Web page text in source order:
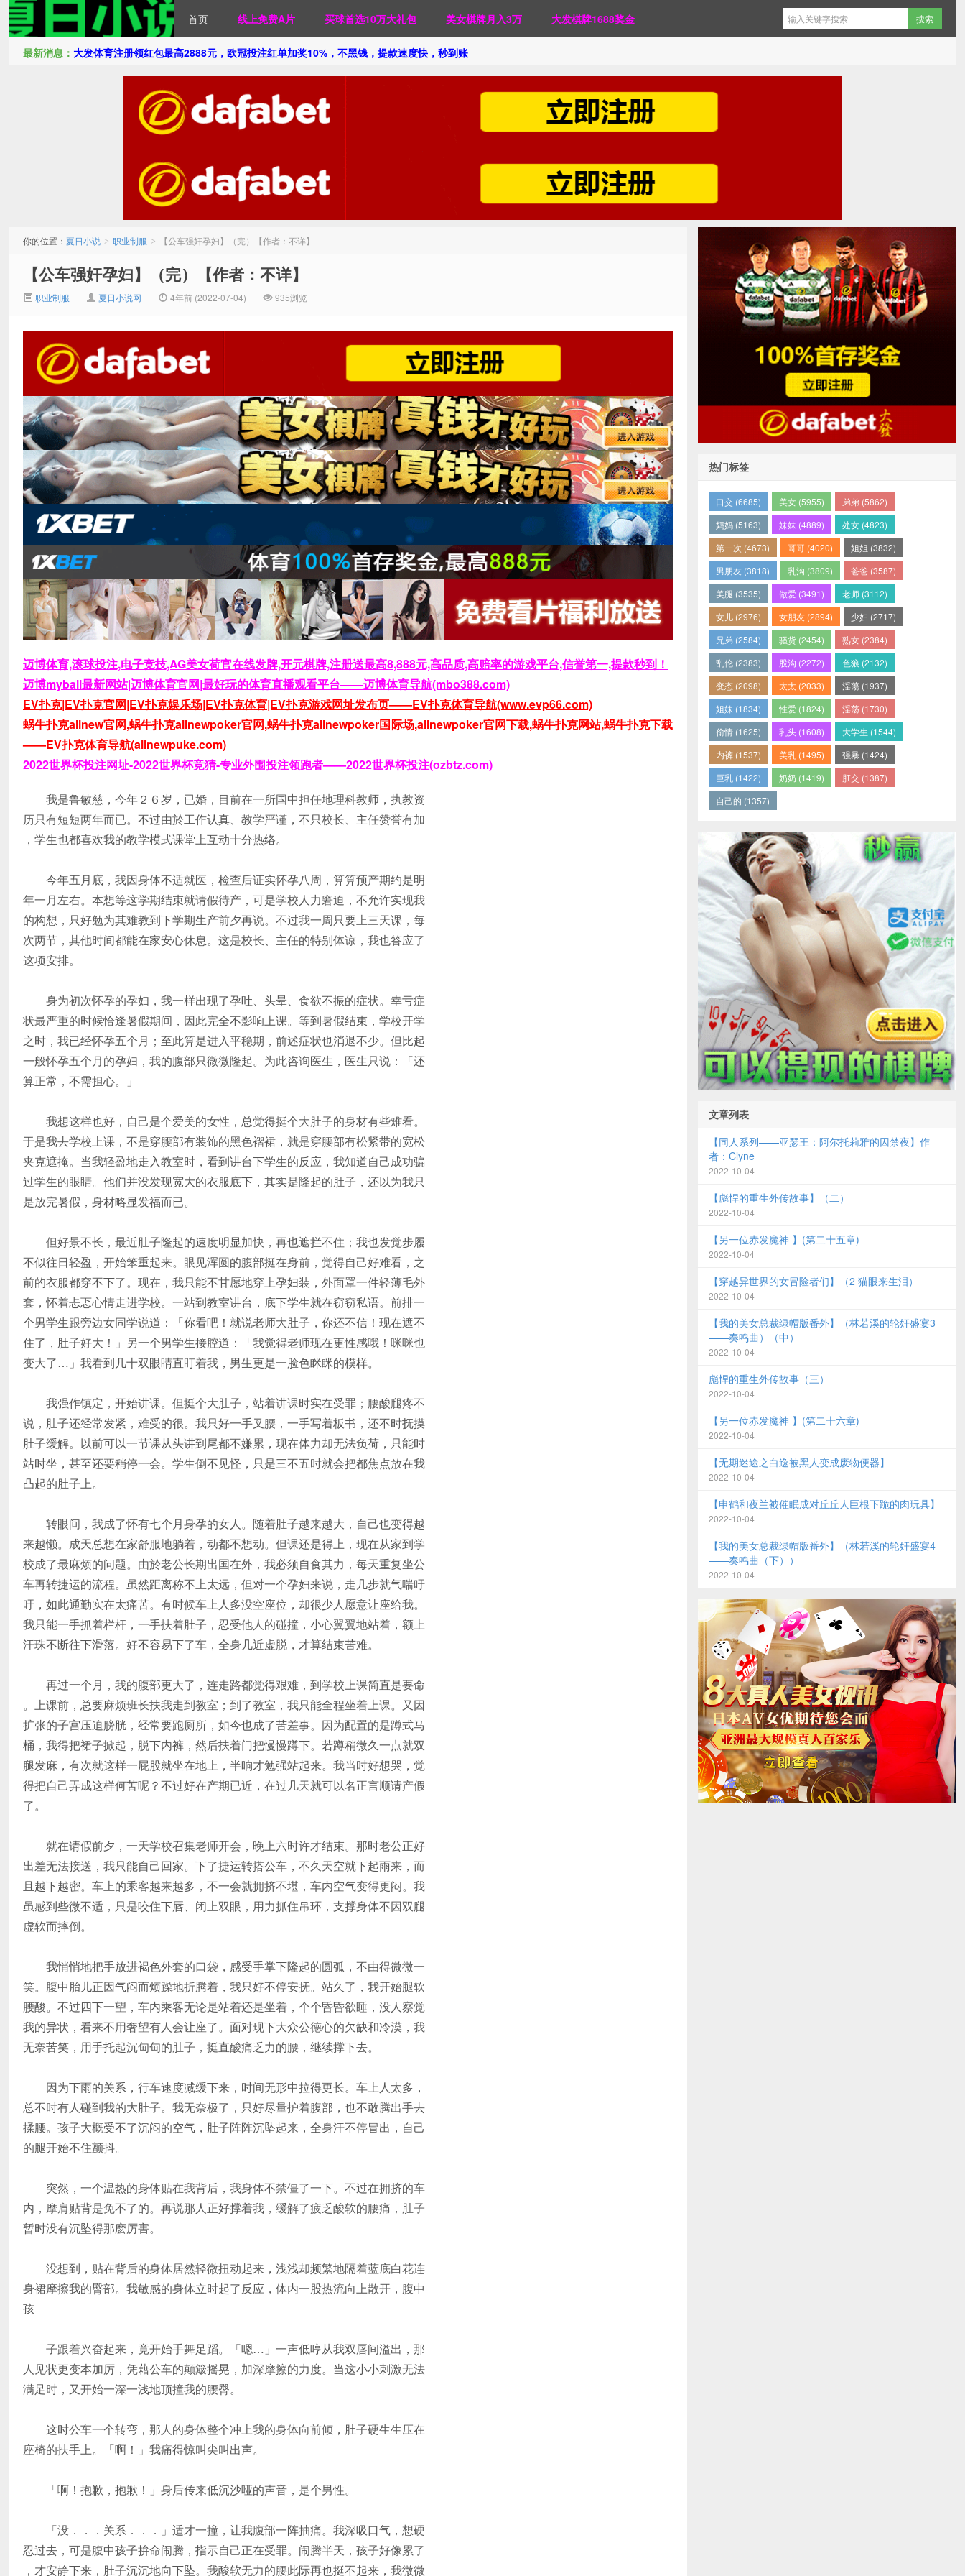
首页 线上免费A片 买球首选10万大礼包 美女棋牌月入3万 大发棋牌1688奖金
最新消息： 大发体育注册领红包最高2888元，欧冠投注红单加奖10%，不黑钱，提款速度快，秒到账
你的位置： 夏日小说 > 职业制服 > 【公车强奸孕妇】（完）【作者：不详】
【公车强奸孕妇】（完）【作者：不详】
职业制服 夏日小说网 4年前 (2022-07-04) 935浏览
迈博体育,滚球投注,电子竞技,AG美女荷官在线发牌,开元棋牌,注册送最高8,888元,高品质,高赔率的游戏平台,信誉第一,提款秒到！
迈博myball最新网站|迈博体育官网|最好玩的体育直播观看平台——迈博体育导航(mbo388.com)
EV扑克|EV扑克官网|EV扑克娱乐场|EV扑克体育|EV扑克游戏网址发布页——EV扑克体育导航(www.evp66.com)
蜗牛扑克allnew官网,蜗牛扑克allnewpoker官网,蜗牛扑克allnewpoker国际场,allnewpoker官网下载,蜗牛扑克网站,蜗牛扑克下载
——EV扑克体育导航(allnewpuke.com)
2022世界杯投注网址-2022世界杯竞猜-专业外围投注领跑者——2022世界杯投注(ozbtz.com)
我是鲁敏慈，今年２６岁，已婚，目前在一所国中担任地理科教师，执教资
历只有短短两年而已。不过由於工作认真、教学严谨，不只校长、主任赞誉有加
，学生也都喜欢我的教学模式课堂上互动十分热络。
今年五月底，我因身体不适就医，检查后证实怀孕八周，算算预产期约是明
年一月左右。本想等这学期结束就请假待产，可是学校人力窘迫，不允许实现我
的构想，只好勉为其难教到下学期生产前夕再说。不过我一周只要上三天课，每
次两节，其他时间都能在家安心休息。这是校长、主任的特别体谅，我也答应了
这项安排。
身为初次怀孕的孕妇，我一样出现了孕吐、头晕、食欲不振的症状。幸亏症
状最严重的时候恰逢暑假期间，因此完全不影响上课。等到暑假结束，学校开学
之时，我已经怀孕五个月；至此算是进入平稳期，前述症状也消退不少。但比起
一般怀孕五个月的孕妇，我的腹部只微微隆起。为此咨询医生，医生只说：「还
算正常，不需担心。」
我想这样也好，自己是个爱美的女性，总觉得挺个大肚子的身材有些难看。
于是我去学校上课，不是穿腰部有装饰的黑色褶裙，就是穿腰部有松紧带的宽松
夹克遮掩。当我轻盈地走入教室时，看到讲台下学生的反应，我知道自己成功骗
过学生的眼睛。他们并没发现宽大的衣服底下，其实是隆起的肚子，还以为我只
是放完暑假，身材略显发福而已。
但好景不长，最近肚子隆起的速度明显加快，再也遮拦不住；我也发觉步履
不似往日轻盈，开始笨重起来。眼见浑圆的腹部挺在身前，觉得自己好难看，之
前的衣服都穿不下了。现在，我只能不甘愿地穿上孕妇装，外面罩一件轻薄毛外
套，怀着忐忑心情走进学校。一站到教室讲台，底下学生就在窃窃私语。前排一
个男学生跟旁边女同学说道：「你看吧！就说老师大肚子，你还不信！现在遮不
住了，肚子好大！」另一个男学生接腔道：「我觉得老师现在更性感哦！咪咪也
变大了…」我看到几十双眼睛直盯着我，男生更是一脸色眯眯的模样。
我强作镇定，开始讲课。但挺个大肚子，站着讲课时实在受罪；腰酸腿疼不
说，肚子还经常发紧，难受的很。我只好一手叉腰，一手写着板书，还不时抚摸
肚子缓解。以前可以一节课从头讲到尾都不嫌累，现在体力却无法负荷，只能时
站时坐，甚至还要稍停一会。学生倒不见怪，只是三不五时就会把都焦点放在我
凸起的肚子上。
转眼间，我成了怀有七个月身孕的女人。随着肚子越来越大，自己也变得越
来越懒。成天总想在家舒服地躺着，动都不想动。但课还是得上，现在从家到学
校成了最麻烦的问题。由於老公长期出国在外，我必须自食其力，每天重复坐公
车再转捷运的流程。虽然距离称不上太远，但对一个孕妇来说，走几步就气喘吁
吁，如此通勤实在太痛苦。有时候车上人多没空座位，却很少人愿意让座给我。
我只能一手抓着栏杆，一手扶着肚子，忍受他人的碰撞，小心翼翼地站着，额上
汗珠不断往下滑落。好不容易下了车，全身几近虚脱，才算结束苦难。
再过一个月，我的腹部更大了，连走路都觉得艰难，到学校上课简直是要命
。上课前，总要麻烦班长扶我走到教室；到了教室，我只能全程坐着上课。又因
扩张的子宫压迫膀胱，经常要跑厕所，如今也成了苦差事。因为配置的是蹲式马
桶，我得把裙子掀起，脱下内裤，然后扶着门把慢慢蹲下。若蹲稍微久一点就双
腿发麻，有次就这样一屁股就坐在地上，半晌才勉强站起来。我当时好想哭，觉
得把自己弄成这样何苦呢？不过好在产期已近，在过几天就可以名正言顺请产假
了。
就在请假前夕，一天学校召集老师开会，晚上六时许才结束。那时老公正好
出差无法接送，我只能自己回家。下了捷运转搭公车，不久天空就下起雨来，而
且越下越密。车上的乘客越来越多，不一会就拥挤不堪，车内空气变得更闷。我
虽感到些微不适，只是咬住下唇、闭上双眼，用力抓住吊环，支撑身体不因双腿
虚软而摔倒。
我悄悄地把手放进褐色外套的口袋，感受手掌下隆起的圆弧，不由得微微一
笑。腹中胎儿正因气闷而烦躁地折腾着，我只好不停安抚。站久了，我开始腿软
腰酸。不过四下一望，车内乘客无论是站着还是坐着，个个昏昏欲睡，没人察觉
我的异状，看来不用奢望有人会让座了。面对现下大众公德心的欠缺和冷漠，我
无奈苦笑，用手托起沉甸甸的肚子，挺直酸痛乏力的腰，继续撑下去。
因为下雨的关系，行车速度减缓下来，时间无形中拉得更长。车上人太多，
总不时有人碰到我的大肚子。我无奈极了，只好尽量护着腹部，也不敢腾出手去
揉腰。孩子大概受不了沉闷的空气，肚子阵阵沉坠起来，全身汗不停冒出，自己
的腿开始不住颤抖。
突然，一个温热的身体贴在我背后，我身体不禁僵了一下。不过在拥挤的车
内，摩肩贴背是免不了的。再说那人正好撑着我，缓解了疲乏酸软的腰痛，肚子
暂时没有沉坠得那麽厉害。
没想到，贴在背后的身体居然轻微扭动起来，浅浅却频繁地隔着蓝底白花连
身裙摩擦我的臀部。我敏感的身体立时起了反应，体内一股热流向上散开，腹中
孩
子跟着兴奋起来，竟开始手舞足蹈。「嗯…」一声低哼从我双唇间溢出，那
人见状更变本加厉，凭藉公车的颠簸摇晃，加深摩擦的力度。当这小小刺激无法
满足时，又开始一深一浅地顶撞我的腰臀。
这时公车一个转弯，那人的身体整个冲上我的身体向前倾，肚子硬生生压在
座椅的扶手上。「啊！」我痛得惊叫尖叫出声。
「啊！抱歉，抱歉！」身后传来低沉沙哑的声音，是个男性。
「没．．．关系．．．」适才一撞，让我腹部一阵抽痛。我深吸口气，想硬
忍过去，可是腹中孩子拚命闹腾，指示自己正在受罪。闹腾半天，孩子好像累了
，才安静下来，肚子沉沉地向下坠。我酸软无力的腰此际再也挺不起来，我微微
热门标签
口交 (6685) 美女 (5955)
弟弟 (5862)
妈妈 (5163)
妹妹 (4889)
处女 (4823)
第一次 (4673)
哥哥 (4020)
姐姐 (3832)
男朋友 (3818)
乳沟 (3809)
爸爸 (3587)
美腿 (3535)
做爱 (3491)
老师 (3112)
女儿 (2976)
女朋友 (2894)
少妇 (2717)
兄弟 (2584)
骚货 (2454)
熟女 (2384)
乱伦 (2383)
股沟 (2272)
色狼 (2132)
变态 (2098)
太太 (2033)
淫蕩 (1937)
姐妹 (1834)
性爱 (1824)
淫荡 (1730)
偷情 (1625)
乳头 (1608)
大学生 (1544)
内裤 (1537)
美乳 (1495)
强暴 (1424)
巨乳 (1422)
奶奶 (1419)
肛交 (1387)
自己的 (1357)
文章列表
【同人系列——亚瑟王：阿尔托莉雅的囚禁夜】作
者：Clyne
2022-10-04
【彪悍的重生外传故事】（二）
2022-10-04
【另一位赤发魔神 】(第二十五章)
2022-10-04
【穿越异世界的女冒险者们】（2 猫眼来生泪）
2022-10-04
【我的美女总裁绿帽版番外】（林若溪的轮奸盛宴3
——奏鸣曲）（中）
2022-10-04
彪悍的重生外传故事（三）
2022-10-04
【另一位赤发魔神 】(第二十六章)
2022-10-04
【无期迷途之白逸被黑人变成废物便器】
2022-10-04
【申鹤和夜兰被催眠成对丘丘人巨根下跪的肉玩具】
2022-10-04
【我的美女总裁绿帽版番外】（林若溪的轮奸盛宴4
——奏鸣曲（下））
2022-10-04